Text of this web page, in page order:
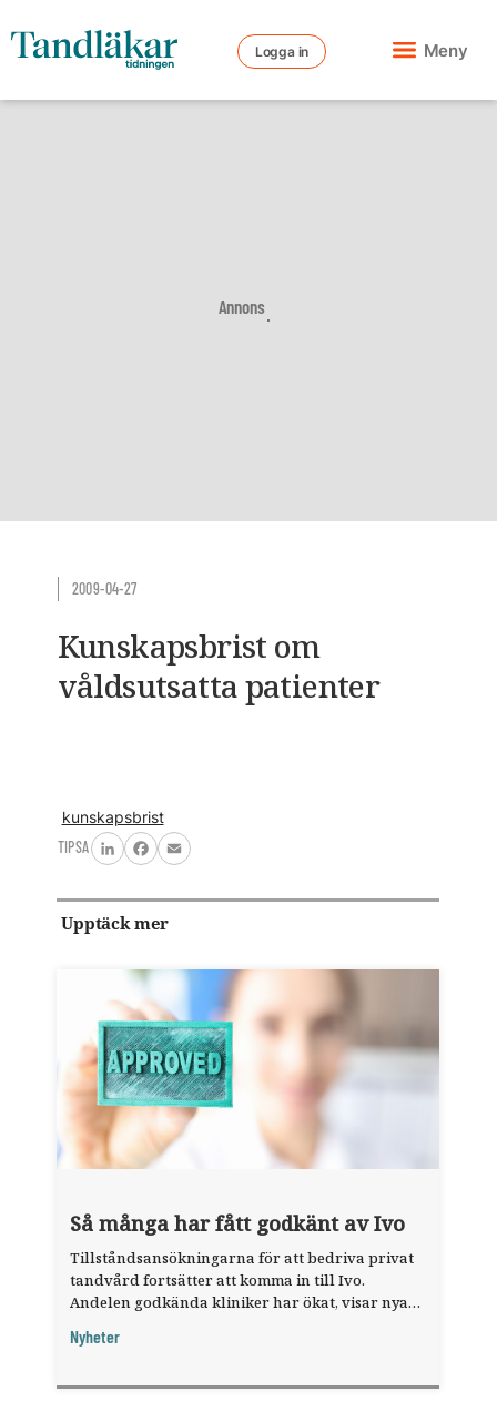
Logga in Meny
Annons
2009-04-27
Kunskapsbrist om
våldsutsatta patienter
kunskapsbrist
TIPSA
LinkedInFacebook
Email
Upptäck mer
Så många har fått godkänt av Ivo
Tillståndsansökningarna för att bedriva privat
tandvård fortsätter att komma in till Ivo.
Andelen godkända kliniker har ökat, visar nya
Nyheter